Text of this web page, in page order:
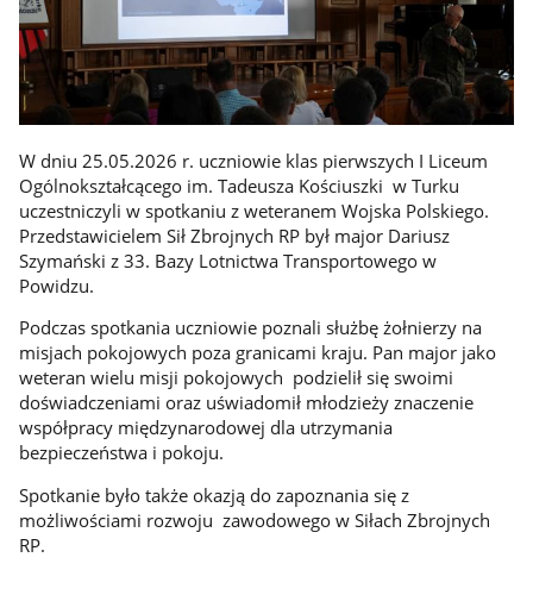
W dniu 25.05.2026 r. uczniowie klas pierwszych I Liceum
Ogólnokształcącego im. Tadeusza Kościuszki w Turku
uczestniczyli w spotkaniu z weteranem Wojska Polskiego.
Przedstawicielem Sił Zbrojnych RP był major Dariusz
Szymański z 33. Bazy Lotnictwa Transportowego w
Powidzu.
Podczas spotkania uczniowie poznali służbę żołnierzy na
misjach pokojowych poza granicami kraju. Pan major jako
weteran wielu misji pokojowych podzielił się swoimi
doświadczeniami oraz uświadomił młodzieży znaczenie
współpracy międzynarodowej dla utrzymania
bezpieczeństwa i pokoju.
Spotkanie było także okazją do zapoznania się z
możliwościami rozwoju zawodowego w Siłach Zbrojnych
RP.